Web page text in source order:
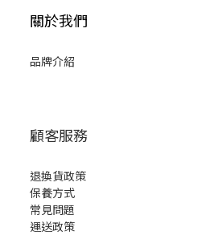
關於我們
品牌介紹
顧客服務
退換貨政策
保養方式
常見問題
運送政策